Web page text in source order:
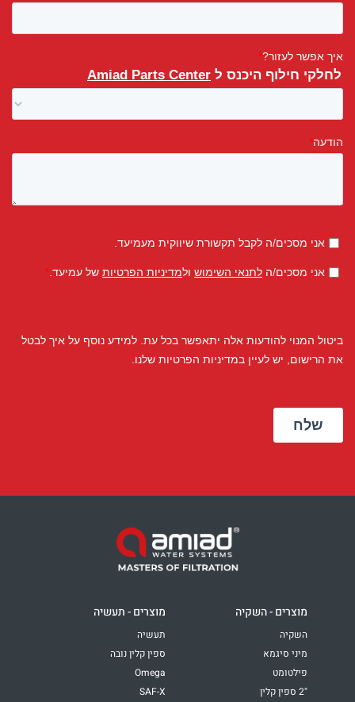
מוצרים - השקיה
השקיה
מיני סיגמא
פילטומט
"2 ספין קלין
מוצרים - תעשיה
תעשיה
ספין קלין נובה
Omega
SAF-X